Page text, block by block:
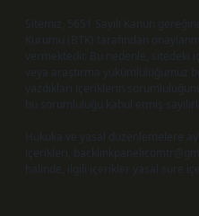
Sitemiz, 5651 Sayılı Kanun
Kurumu (BTK) tarafından
vermektedir. Bu nedenle,
veya araştırma yükümlülüğümüz
yazdıkları içeriklerin
bu sorumluluğu kabul etmiş
Hukuka ve yasal düzenlemelere
içerikleri,
halinde, ilgili içerikler yasal süre